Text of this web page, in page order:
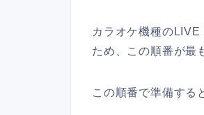
カラオケ機種の
ため、この順番が最
この順番で準備する